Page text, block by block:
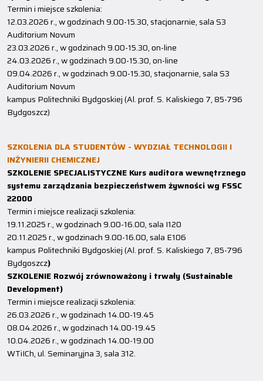
Termin i miejsce szkolenia:
12.03.2026 r., w godzinach 9.00-15.30, stacjonarnie, sala S3
Auditorium Novum
23.03.2026 r., w godzinach 9.00-15.30, on-line
24.03.2026 r., w godzinach 9.00-15.30, on-line
09.04.2026 r., w godzinach 9.00-15.30, stacjonarnie, sala S3
Auditorium Novum
kampus Politechniki Bydgoskiej (Al. prof. S. Kaliskiego 7, 85-796
Bydgoszcz)
SZKOLENIA DLA STUDENTÓW - WYDZIAŁ TECHNOLOGII I
INŻYNIERII CHEMICZNEJ
SZKOLENIE SPECJALISTYCZNE Kurs auditora wewnętrznego
systemu zarządzania bezpieczeństwem żywności wg FSSC
22000
Termin i miejsce realizacji szkolenia:
19.11.2025 r., w godzinach 9.00-16.00, sala I120
20.11.2025 r., w godzinach 9.00-16.00, sala E106
kampus Politechniki Bydgoskiej (Al. prof. S. Kaliskiego 7, 85-796
Bydgoszcz)
SZKOLENIE Rozwój zrównoważony i trwały (Sustainable
Development)
Termin i miejsce realizacji szkolenia:
26.03.2026 r., w godzinach 14.00-19.45
08.04.2026 r., w godzinach 14.00-19.45
10.04.2026 r., w godzinach 14.00-19.00
WTiICh, ul. Seminaryjna 3, sala 312.